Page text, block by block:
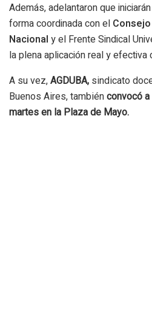
Además, adelantaron que
forma coordinada con el
Nacional y el Frente Sindical
la plena aplicación real y efectiva
A su vez, AGDUBA, sindicato
Buenos Aires, también convocó
martes en la Plaza de Mayo.